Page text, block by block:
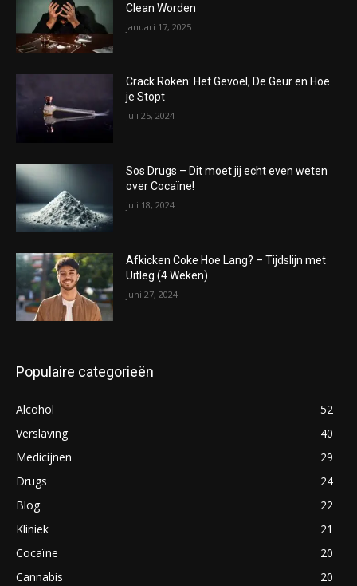
Clean Worden
januari 17, 2025
Crack Roken: Het Gevoel, De Geur en Hoe
je Stopt
juli 25, 2024
Sos Drugs – Dit moet jij echt even weten
over Cocaïne!
juli 18, 2024
Afkicken Coke Hoe Lang? – Tijdslijn met
Uitleg (4 Weken)
juni 27, 2024
Populaire categorieën
Alcohol
52
Verslaving
40
Medicijnen
29
Drugs
24
Blog
22
Kliniek
21
Cocaïne
20
Cannabis
20